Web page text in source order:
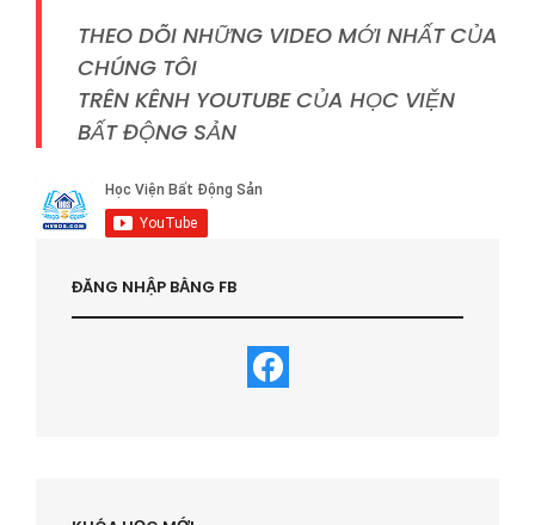
THEO DÕI NHỮNG VIDEO MỚI NHẤT CỦA
CHÚNG TÔI
TRÊN KÊNH YOUTUBE CỦA HỌC VIỆN
BẤT ĐỘNG SẢN
ĐĂNG NHẬP BẰNG FB